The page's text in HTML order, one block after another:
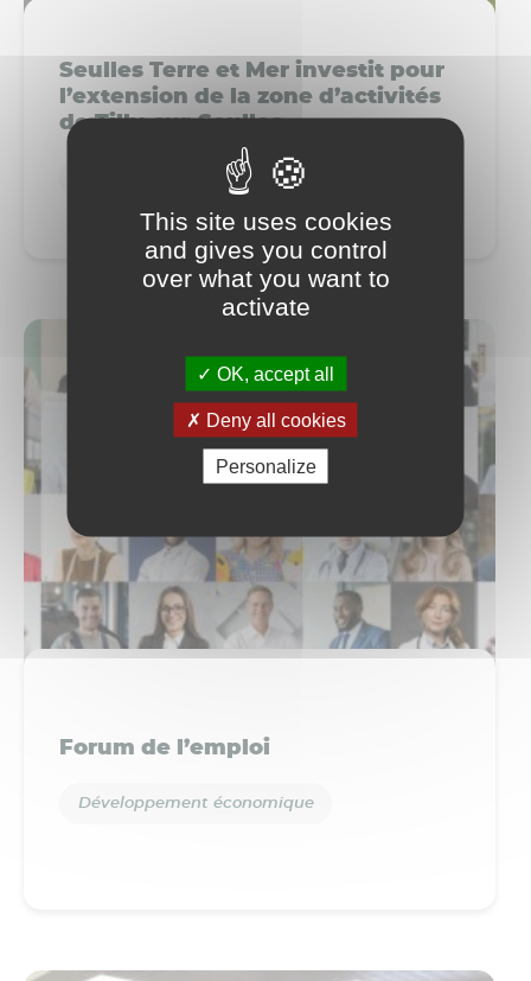
Seulles Terre et Mer investit pour
l’extension de la zone d’activités
de Tilly-sur-Seulles
Développement économique
Forum de l’emploi
Développement économique
This site uses cookies
and gives you control
over what you want to
activate
OK, accept all
Deny all cookies
Personalize